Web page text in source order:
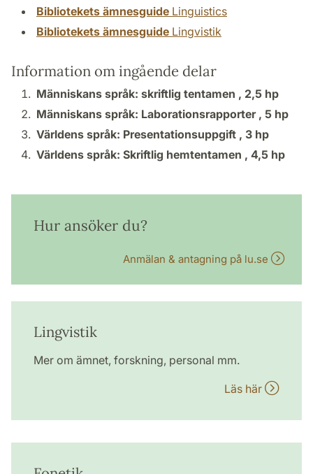
Bibliotekets ämnesguide Linguistics
Bibliotekets ämnesguide Lingvistik
Information om ingående delar
Människans språk: skriftlig tentamen , 2,5 hp
Människans språk: Laborationsrapporter , 5 hp
Världens språk: Presentationsuppgift , 3 hp
Världens språk: Skriftlig hemtentamen , 4,5 hp
Hur ansöker du?
Anmälan & antagning på lu.se
Lingvistik
Mer om ämnet, forskning, personal mm.
Läs här